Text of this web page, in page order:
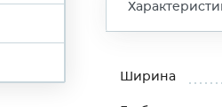
Ширина